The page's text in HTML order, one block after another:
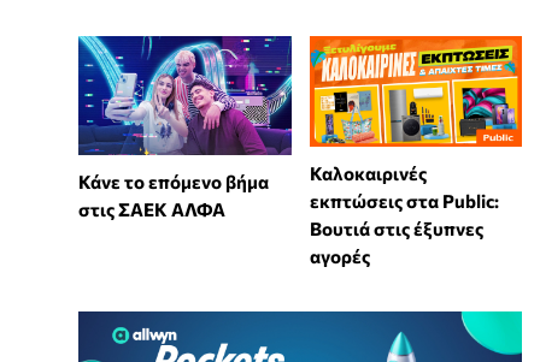
Κάνε το επόμενο βήμα
στις ΣΑΕΚ ΑΛΦΑ
Καλοκαιρινές
εκπτώσεις στα Public:
Βουτιά στις έξυπνες
αγορές